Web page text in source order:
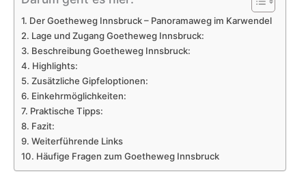
Der Goetheweg Innsbruck – Panoramaweg im Karwendel
Lage und Zugang Goetheweg Innsbruck:
Beschreibung Goetheweg Innsbruck:
Highlights:
Zusätzliche Gipfeloptionen:
Einkehrmöglichkeiten:
Praktische Tipps:
Fazit:
Weiterführende Links
Häufige Fragen zum Goetheweg Innsbruck